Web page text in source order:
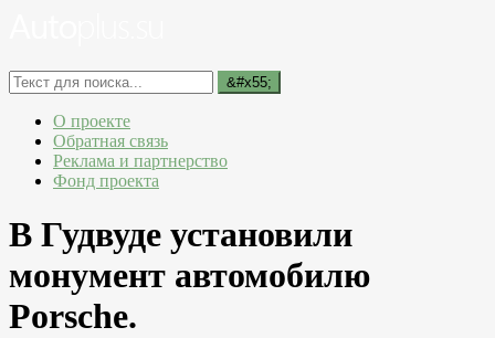
О проекте
Обратная связь
Реклама и партнерство
Фонд проекта
В Гудвуде установили
монумент автомобилю
Porsche.